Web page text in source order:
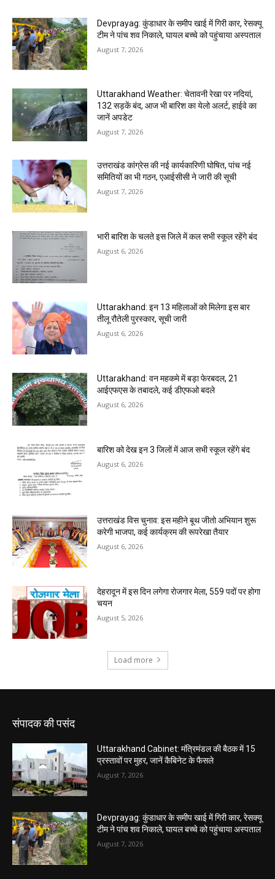
संपादक की पसंद
Uttarakhand Cabinet: मंत्रिमंडल की बैठक में 15
प्रस्तावों पर मुहर, जानें कैबिनेट के फैसले
August 7, 2026
Devprayag: कुंडाधार के समीप खाई में गिरी कार, रेसक्यू
टीम ने पांच शव निकाले, घायल बच्चे को पहुंचाया अस्पताल
August 7, 2026